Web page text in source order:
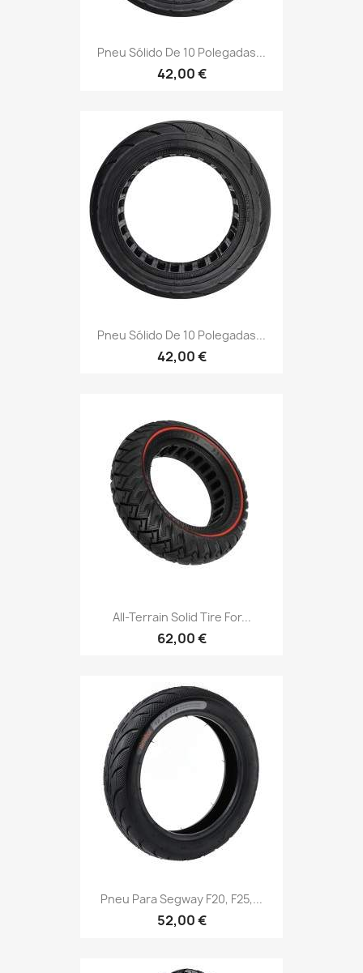
Pneu Sólido De 10 Polegadas...
42,00 €
Pneu Sólido De 10 Polegadas...
42,00 €
All-Terrain Solid Tire For...
62,00 €
Pneu Para Segway F20, F25,...
52,00 €